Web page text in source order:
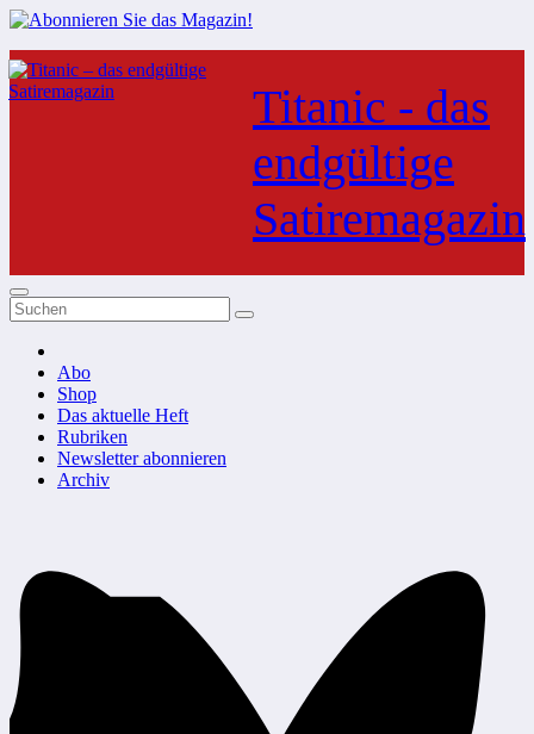
Zum
Inhalt
springen
Titanic - das
endgültige
Satiremagazin
Abo
Shop
Das aktuelle Heft
Rubriken
Newsletter abonnieren
Archiv